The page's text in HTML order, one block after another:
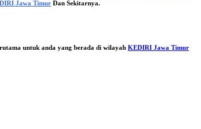
Jawa Timur Dan Sekitarnya.
untuk anda yang berada di wilayah KEDIRI Jawa Timur